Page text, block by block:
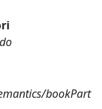
bookPart